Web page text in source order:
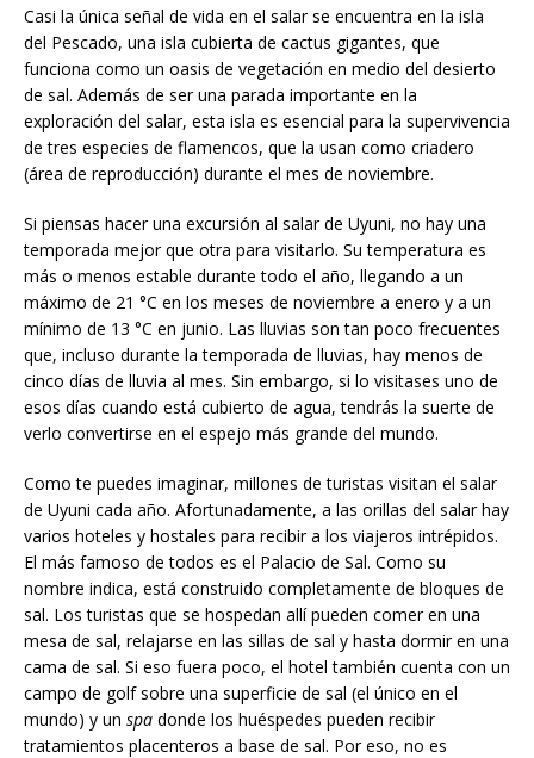
Casi la única señal de vida en el salar se encuentra en la isla
del Pescado, una isla cubierta de cactus gigantes, que
funciona como un oasis de vegetación en medio del desierto
de sal. Además de ser una parada importante en la
exploración del salar, esta isla es esencial para la supervivencia
de tres especies de flamencos, que la usan como criadero
(área de reproducción) durante el mes de noviembre.
Si piensas hacer una excursión al salar de Uyuni, no hay una
temporada mejor que otra para visitarlo. Su temperatura es
más o menos estable durante todo el año, llegando a un
máximo de 21 °C en los meses de noviembre a enero y a un
mínimo de 13 °C en junio. Las lluvias son tan poco frecuentes
que, incluso durante la temporada de lluvias, hay menos de
cinco días de lluvia al mes. Sin embargo, si lo visitases uno de
esos días cuando está cubierto de agua, tendrás la suerte de
verlo convertirse en el espejo más grande del mundo.
Como te puedes imaginar, millones de turistas visitan el salar
de Uyuni cada año. Afortunadamente, a las orillas del salar hay
varios hoteles y hostales para recibir a los viajeros intrépidos.
El más famoso de todos es el Palacio de Sal. Como su
nombre indica, está construido completamente de bloques de
sal. Los turistas que se hospedan allí pueden comer en una
mesa de sal, relajarse en las sillas de sal y hasta dormir en una
cama de sal. Si eso fuera poco, el hotel también cuenta con un
campo de golf sobre una superficie de sal (el único en el
mundo) y un spa donde los huéspedes pueden recibir
tratamientos placenteros a base de sal. Por eso, no es